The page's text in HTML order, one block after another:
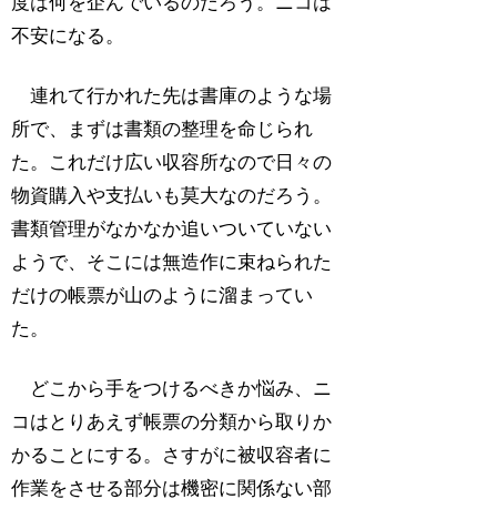
不安になる。
連れて行かれた先は書庫のような場
所で、まずは書類の整理を命じられ
た。これだけ広い収容所なので日々の
物資購入や支払いも莫大なのだろう。
書類管理がなかなか追いついていない
ようで、そこには無造作に束ねられた
だけの帳票が山のように溜まってい
た。
どこから手をつけるべきか悩み、ニ
コはとりあえず帳票の分類から取りか
かることにする。さすがに被収容者に
作業をさせる部分は機密に関係ない部